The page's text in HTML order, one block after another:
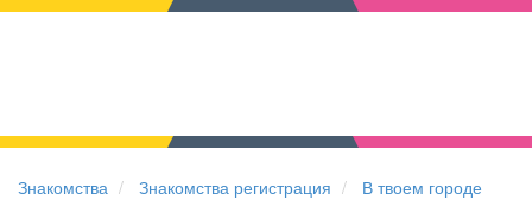
Знакомства Знакомства регистрация В твоем городе